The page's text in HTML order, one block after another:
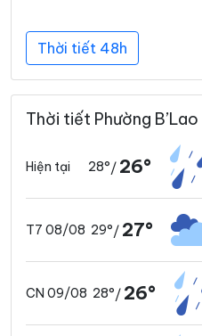
Thời tiết 48h
Thời tiết Phường
Hiện tại 28°/ 26°
T7 08/08 29°/ 27°
CN 09/08 28°/ 26°